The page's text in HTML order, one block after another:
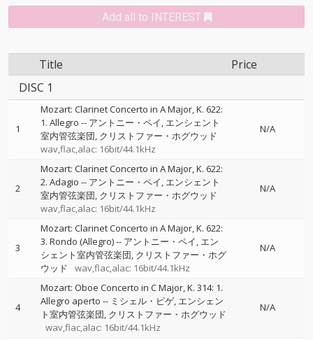
Add all to INTEREST
Title
Price
DISC 1
1
Mozart: Clarinet Concerto in A Major, K. 622:
1. Allegro -- アントニー・ペイ エンシェント
室内管弦楽団 クリストファー・ホグウッド
wav,flac,alac: 16bit/44.1kHz
N/A
2
Mozart: Clarinet Concerto in A Major, K. 622:
2. Adagio -- アントニー・ペイ エンシェント
室内管弦楽団 クリストファー・ホグウッド
wav,flac,alac: 16bit/44.1kHz
N/A
3
Mozart: Clarinet Concerto in A Major, K. 622:
3. Rondo (Allegro)-- アントニー・ペイ エン
シェント室内管弦楽団 クリストファー・ホグ
ウッド
wav,flac,alac: 16bit/44.1kHz
N/A
4
Mozart: Oboe Concerto in C Major, K. 314: 1.
Allegro aperto -- ミシェル・ピゲ エンシェン
ト室内管弦楽団 クリストファー・ホグウッド
wav,flac,alac: 16bit/44.1kHz
N/A